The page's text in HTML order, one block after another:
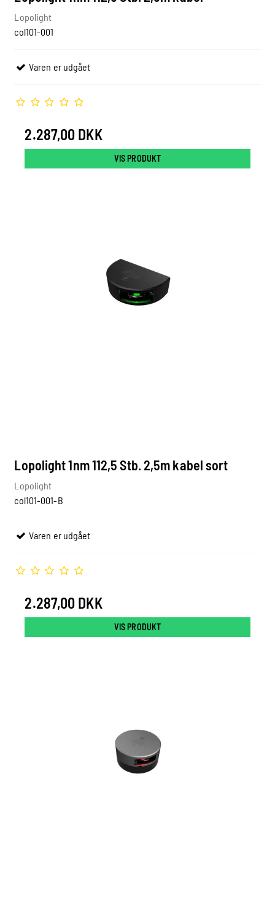
Lopolight
col101-001
Varen er udgået
2.287,00 DKK
VIS PRODUKT
Lopolight 1nm 112,5 Stb. 2,5m kabel sort
Lopolight
col101-001-B
Varen er udgået
2.287,00 DKK
VIS PRODUKT